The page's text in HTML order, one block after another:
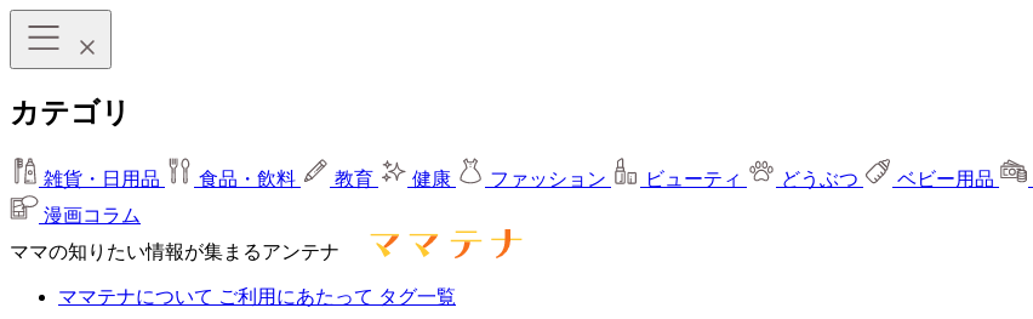
カテゴリ
雑貨・日用品 食品・飲料 教育 健康 ファッション ビューティ どうぶつ ベビー用品
漫画コラム
ママの知りたい情報が集まるアンテナ
ママテナについて ご利用にあたって タグ一覧